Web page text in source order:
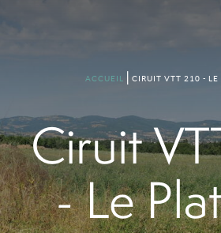
ACCUEIL CIRUIT VTT 210 - LE
Ciruit
- Le